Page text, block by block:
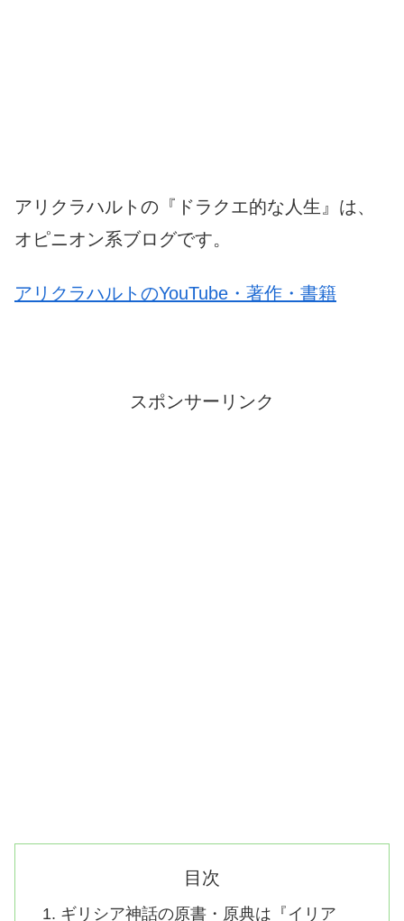
アリクラハルトの『ドラクエ的な人生』は、
オピニオン系ブログです。
アリクラハルトのYouTube・著作・書籍
スポンサーリンク
目次
ギリシア神話の原書・原典は『イリア